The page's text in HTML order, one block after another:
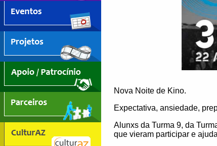
Nova Noite de Kino.
Expectativa, ansiedade,
Alunxs da Turma 9, da
que vieram participar e